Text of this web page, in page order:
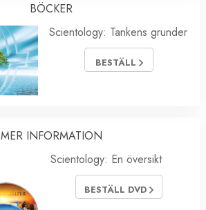
BÖCKER
Scientology: Tankens grunder
BESTÄLL
MER INFORMATION
Scientology: En översikt
BESTÄLL DVD